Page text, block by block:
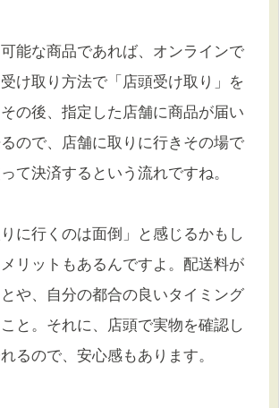
能な商品であれば、オンラインで
け取り方法で「店頭受け取り」を
の後、指定した店舗に商品が届い
ので、店舗に取りに行きその場で
て決済するという流れですね。
りに行くのは面倒」と感じるかもし
リットもあるんですよ。配送料が
や、自分の都合の良いタイミング
と。それに、店頭で実物を確認し
るので、安心感もあります。